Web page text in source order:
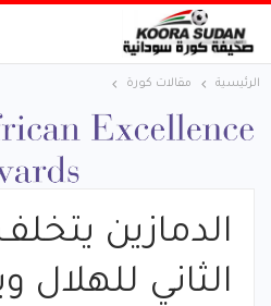
الرئيسية مقالات كورة
الدمازين
الثاني للهلال